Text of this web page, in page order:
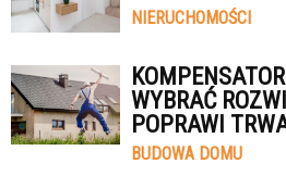
NIERUCHOMOŚCI
WYBRAĆ
POPRAWI
BUDOWA DOMU